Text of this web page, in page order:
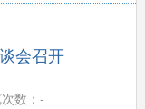
会召开
数：-